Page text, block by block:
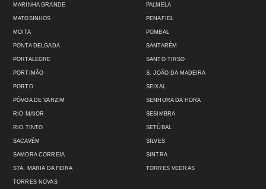
MARINHA GRANDE
MATOSINHOS
MOITA
PALMELA
PENAFIEL
POMBAL
PONTA DELGADA
PORTALEGRE
PORTIMÃO
PORTO
PÓVOA DE VARZIM
RIO MAIOR
RIO TINTO
SACAVÉM
SAMORA CORREIA
STA. MARIA DA FEIRA
SANTARÉM
SANTO TIRSO
S. JOÃO DA MADEIRA
SEIXAL
SENHORA DA HORA
SESIMBRA
SETÚBAL
SILVES
SINTRA
TORRES VEDRAS
TORRES NOVAS